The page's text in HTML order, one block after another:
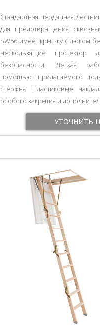
Cтандартная чердачная
для предотвращения
SW56 имеет крышку с люком
нескользящие протектор
безопасности. Легкая
помощью прилагаемого
стержня. Пластиковые
особого закрытия и
УТОЧНИТЬ